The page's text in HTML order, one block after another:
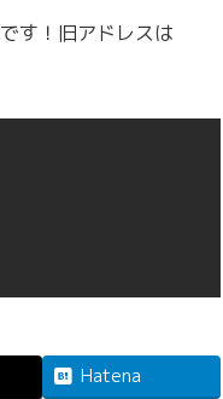
です！旧アドレスは
Hatena